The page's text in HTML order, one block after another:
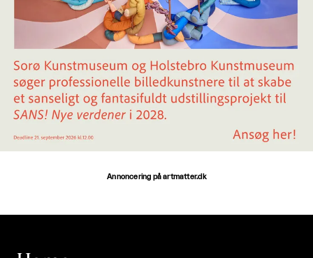
Annoncering på artmatter.dk